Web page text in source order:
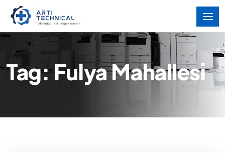
Tag: Fulya Mahallesi